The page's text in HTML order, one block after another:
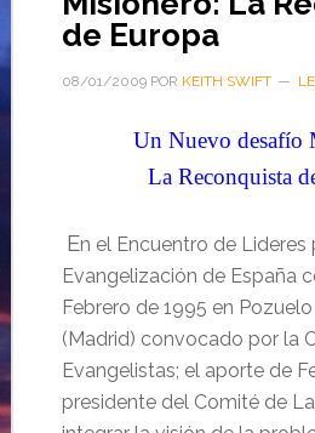
de Europa
08/01/2009POR KEITH SWIFT
Un Nuevo desafío
La Reconquista
En el Encuentro de Lideres
Evangelización de España
Febrero de 1995 en
(Madrid) convocado por la
Evangelistas; el aporte de
presidente del Comité de